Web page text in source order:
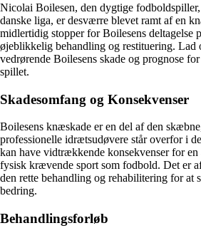
Nicolai Boilesen, den dygtige
danske liga, er desværre blevet ramt af en
midlertidig stopper for Boilesens deltagelse
øjeblikkelig behandling og restituering. Lad
vedrørende Boilesens skade og prognose
spillet.
Skadesomfang og Konsekvenser
Boilesens knæskade er en del af den
professionelle idrætsudøvere står overfor i
kan have vidtrækkende konsekvenser for en
fysisk krævende sport som fodbold. Det er
den rette behandling og rehabilitering for at
bedring.
Behandlingsforløb